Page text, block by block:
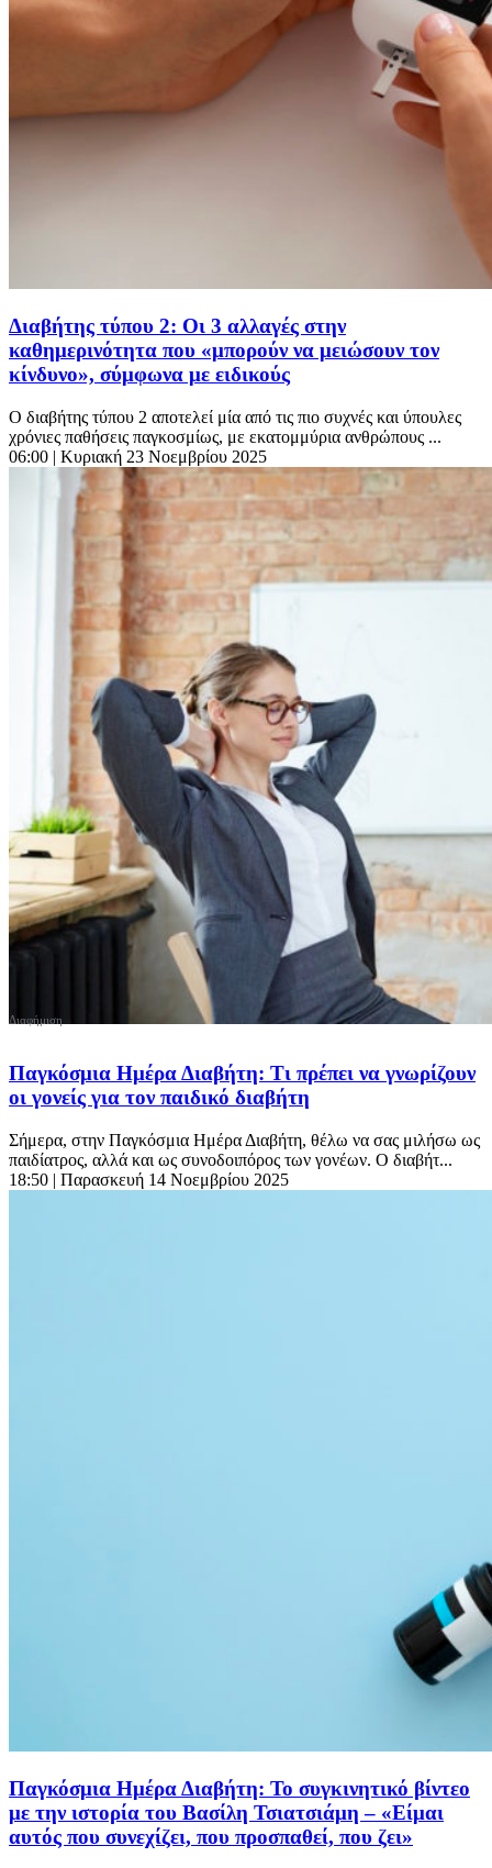
Διαβήτης τύπου 2: Οι 3 αλλαγές στην
καθημερινότητα που «μπορούν να μειώσουν τον
κίνδυνο», σύμφωνα με ειδικούς
Ο διαβήτης τύπου 2 αποτελεί μία από τις πιο συχνές και ύπουλες
χρόνιες παθήσεις παγκοσμίως, με εκατομμύρια ανθρώπους ...
06:00 | Κυριακή 23 Νοεμβρίου 2025
Παγκόσμια Ημέρα Διαβήτη: Τι πρέπει να γνωρίζουν
οι γονείς για τον παιδικό διαβήτη
Σήμερα, στην Παγκόσμια Ημέρα Διαβήτη, θέλω να σας μιλήσω ως
παιδίατρος, αλλά και ως συνοδοιπόρος των γονέων. Ο διαβήτ...
18:50 | Παρασκευή 14 Νοεμβρίου 2025
Παγκόσμια Ημέρα Διαβήτη: Το συγκινητικό βίντεο
με την ιστορία του Βασίλη Τσιατσιάμη – «Είμαι
αυτός που συνεχίζει, που προσπαθεί, που ζει»